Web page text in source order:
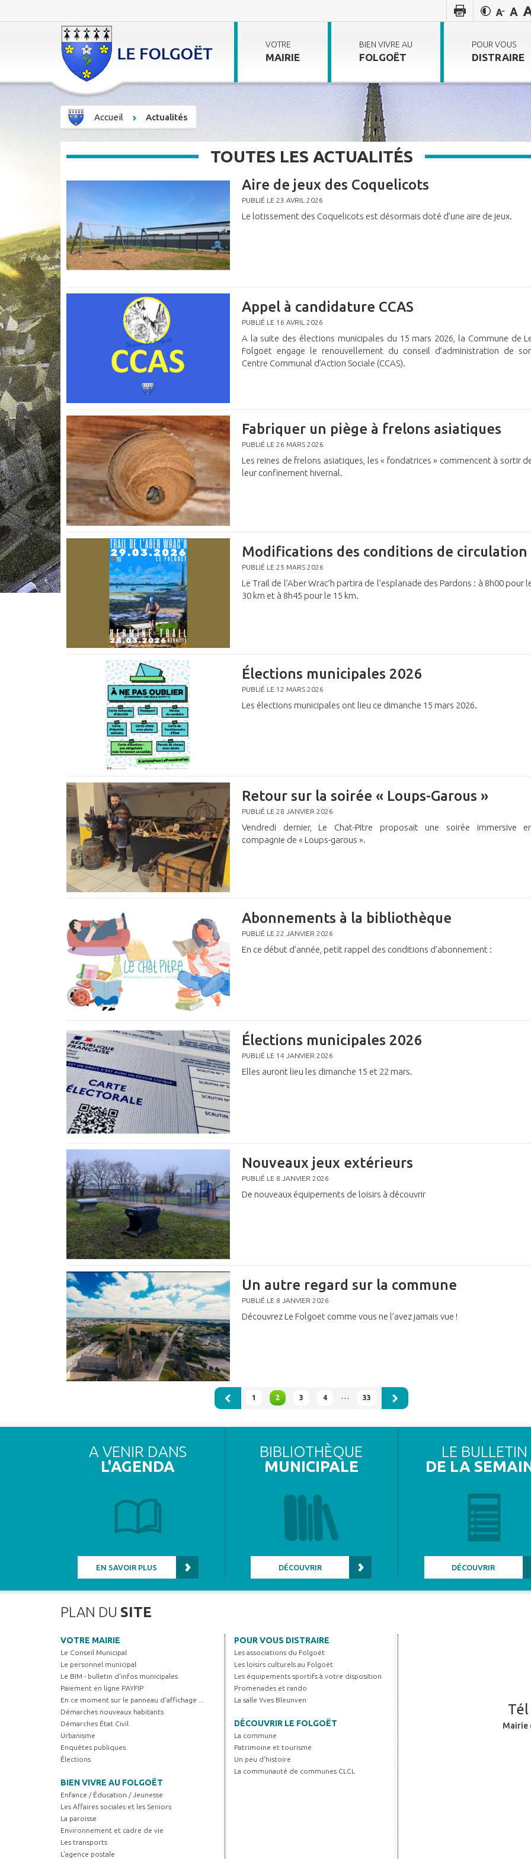
VOTRE
MAIRIE
BIEN VIVRE AU
FOLGOËT
POUR VOUS
DISTRAIRE
Accueil Actualités
TOUTES LES ACTUALITÉS
Aire de jeux des Coquelicots
PUBLIÉ LE 23 AVRIL 2026
Le lotissement des Coquelicots est désormais doté d’une aire de jeux.
Appel à candidature CCAS
PUBLIÉ LE 16 AVRIL 2026
A la suite des élections municipales du 15 mars 2026, la Commune de
Folgoët engage le renouvellement du conseil d’administration de
Centre Communal d’Action Sociale (CCAS).
Fabriquer un piège à frelons asiatiques
PUBLIÉ LE 26 MARS 2026
Les reines de frelons asiatiques, les « fondatrices » commencent à sortir
leur confinement hivernal.
Modifications des conditions de circulation
PUBLIÉ LE 25 MARS 2026
Le Trail de l’Aber Wrac’h partira de l’esplanade des Pardons : à 8h00 pour
30 km et à 8h45 pour le 15 km.
Élections municipales 2026
PUBLIÉ LE 12 MARS 2026
Les élections municipales ont lieu ce dimanche 15 mars 2026.
Retour sur la soirée « Loups-Garous »
PUBLIÉ LE 28 JANVIER 2026
Vendredi dernier, Le Chat-Pitre proposait une soirée immersive
compagnie de « Loups-garous ».
Abonnements à la bibliothèque
PUBLIÉ LE 22 JANVIER 2026
En ce début d’année, petit rappel des conditions d’abonnement :
Élections municipales 2026
PUBLIÉ LE 14 JANVIER 2026
Elles auront lieu les dimanche 15 et 22 mars.
Nouveaux jeux extérieurs
PUBLIÉ LE 8 JANVIER 2026
De nouveaux équipements de loisirs à découvrir
Un autre regard sur la commune
PUBLIÉ LE 8 JANVIER 2026
Découvrez Le Folgoët comme vous ne l’avez jamais vue !
1 2 3 4 … 33
A VENIR DANS
L'AGENDA
EN SAVOIR PLUS
BIBLIOTHÈQUE
MUNICIPALE
DÉCOUVRIR
LE BULLETIN
DE LA
DÉCOUVRIR
PLAN DU SITE
VOTRE MAIRIE
Le Conseil Municipal
Le personnel municipal
Le BIM - bulletin d'infos municipales
Paiement en ligne PAYFIP
En ce moment sur le panneau d'affichage ...
Démarches nouveaux habitants
Démarches État Civil
Urbanisme
Enquêtes publiques
Élections
BIEN VIVRE AU FOLGOËT
Enfance / Éducation / Jeunesse
Les Affaires sociales et les Seniors
La paroisse
Environnement et cadre de vie
Les transports
L'agence postale
POUR VOUS DISTRAIRE
Les associations du Folgoët
Les loisirs culturels au Folgoët
Les équipements sportifs à votre disposition
Promenades et rando
La salle Yves Bleunven
DÉCOUVRIR LE FOLGOËT
La commune
Patrimoine et tourisme
Un peu d'histoire
La communauté de communes CLCL
Mairie